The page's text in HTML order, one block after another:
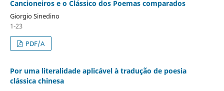
Cancioneiros e o Clássico dos Poemas comparados
Giorgio Sinedino
1-23
PDF/A
Por uma literalidade aplicável à tradução de poesia
clássica chinesa